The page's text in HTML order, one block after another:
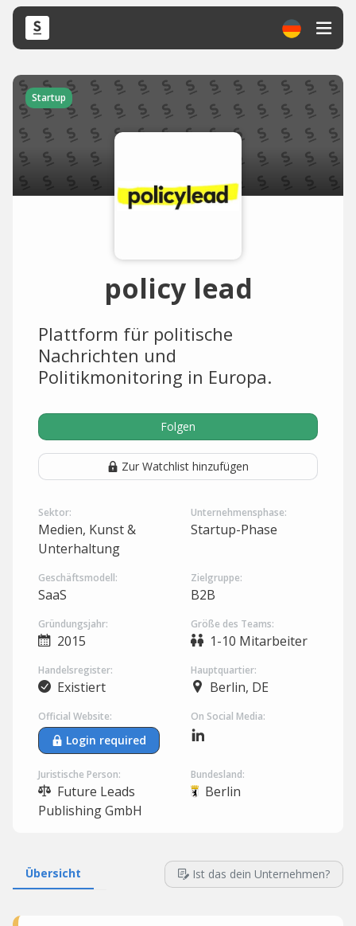
Startup
policy lead
Plattform für politische
Nachrichten und
Politikmonitoring in Europa.
Folgen
Zur Watchlist hinzufügen
Sektor:
Medien, Kunst &
Unterhaltung
Unternehmensphase:
Startup-Phase
Geschäftsmodell:
SaaS
Zielgruppe:
B2B
Gründungsjahr:
2015
Größe des Teams:
1-10 Mitarbeiter
Handelsregister:
Existiert
Hauptquartier:
Berlin, DE
Official Website:
Login required
On Social Media:
Juristische Person:
Future Leads
Publishing GmbH
Bundesland:
Berlin
Übersicht Ist das dein Unternehmen?